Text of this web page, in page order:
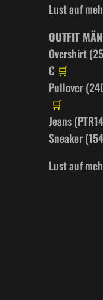
Lust auf
OUTFIT
Overshirt
€ 🛒
Pullover
🛒
Jeans
Sneaker
Lust auf